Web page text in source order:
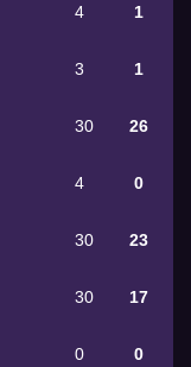
4 1
3 1
30 26
4 0
30 23
30 17
0 0